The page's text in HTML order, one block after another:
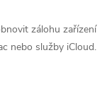
zálohu zařízení
nebo služby iCloud.